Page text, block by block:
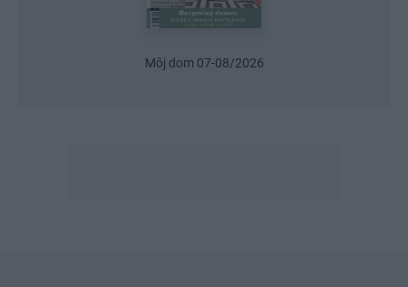
Môj dom 07-08/2026